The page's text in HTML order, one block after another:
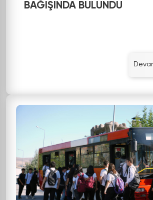
BAĞIŞINDA BULUNDU